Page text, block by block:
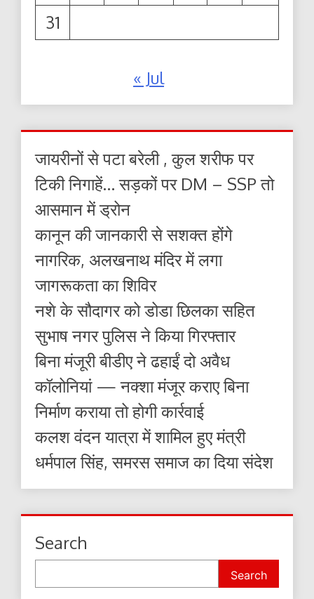
31
« Jul
जायरीनों से पटा बरेली , कुल शरीफ पर
टिकी निगाहें… सड़कों पर DM – SSP तो
आसमान में ड्रोन
कानून की जानकारी से सशक्त होंगे
नागरिक, अलखनाथ मंदिर में लगा
जागरूकता का शिविर
नशे के सौदागर को डोडा छिलका सहित
सुभाष नगर पुलिस ने किया गिरफ्तार
बिना मंजूरी बीडीए ने ढहाईं दो अवैध
कॉलोनियां — नक्शा मंजूर कराए बिना
निर्माण कराया तो होगी कार्रवाई
कलश वंदन यात्रा में शामिल हुए मंत्री
धर्मपाल सिंह, समरस समाज का दिया संदेश
Search
Search